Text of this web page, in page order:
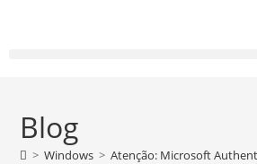
Blog
> Windows > Atenção: Microsoft